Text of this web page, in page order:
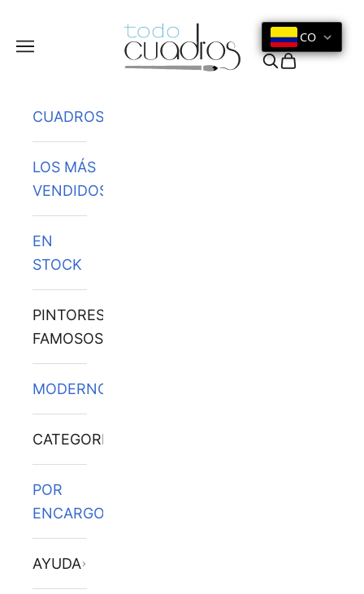
Menú
CO
Buscar
Cesta
CUADROS
LOS MÁS
VENDIDOS
EN
STOCK
PINTORES
FAMOSOS
MODERNOS
CATEGORÍAS
POR
ENCARGO
AYUDA